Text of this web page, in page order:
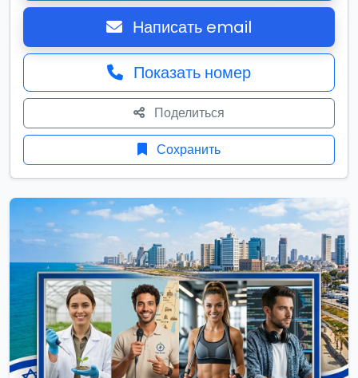
Написать email
Показать номер
Поделиться
Сохранить